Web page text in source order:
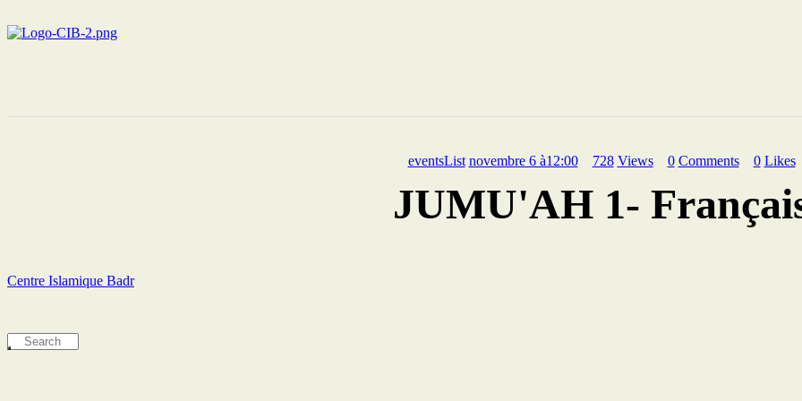
eventsList novembre 6 à12:00 728 Views 0 Comments 0 Likes
JUMU'AH 1-
Centre Islamique Badr